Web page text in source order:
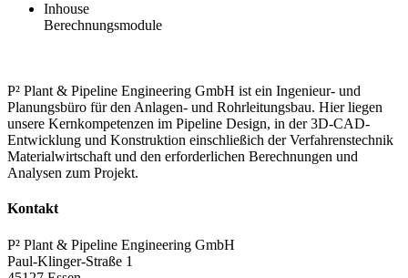
Inhouse
Berechnungsmodule
P² Plant & Pipeline Engineering GmbH ist ein Ingenieur- und
Planungsbüro für den Anlagen- und Rohrleitungsbau. Hier liegen
unsere Kernkompetenzen im Pipeline Design, in der 3D-CAD-
Entwicklung und Konstruktion einschließich der Verfahrenstechnik
Materialwirtschaft und den erforderlichen Berechnungen und
Analysen zum Projekt.
Kontakt
P² Plant & Pipeline Engineering GmbH
Paul-Klinger-Straße 1